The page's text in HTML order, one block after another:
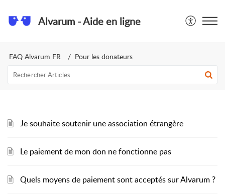
Alvarum - Aide en ligne
FAQ Alvarum FR Pour les donateurs
Je souhaite soutenir une association étrangère
Le paiement de mon don ne fonctionne pas
Quels moyens de paiement sont acceptés sur Alvarum ?